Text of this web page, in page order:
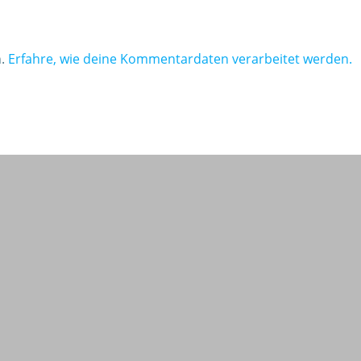
Erfahre, wie deine Kommentardaten verarbeitet werden.